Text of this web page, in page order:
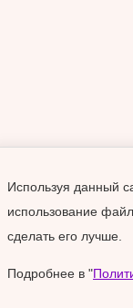
Используя данный
использование
сделать его лучше.
Подробнее в "